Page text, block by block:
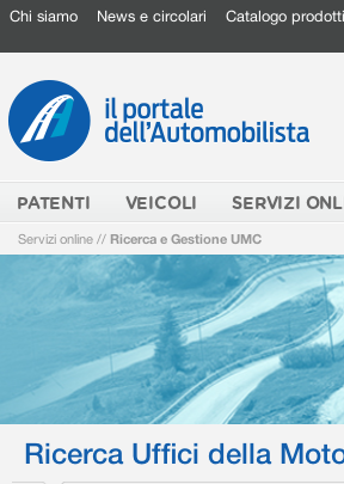
Chi siamo News e circolari Catalogo prodotti
PATENTI VEICOLI SERVIZI
Servizi online // Ricerca e Gestione UMC
Ricerca Uffici della